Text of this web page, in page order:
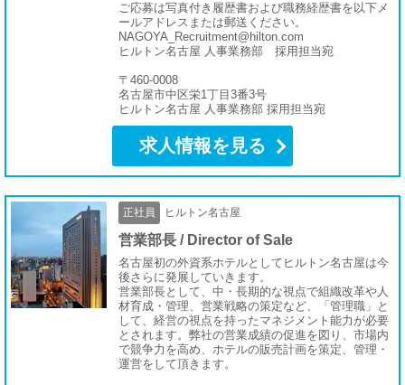
ご応募は写真付き履歴書および職務経歴書を以下メ
ールアドレスまたは郵送ください。
NAGOYA_Recruitment@hilton.com
ヒルトン名古屋 人事業務部 採用担当宛
〒460-0008
名古屋市中区栄1丁目3番3号
ヒルトン名古屋 人事業務部 採用担当宛
求人情報を見る
正社員 ヒルトン名古屋
営業部長 / Director of Sale
名古屋初の外資系ホテルとしてヒルトン名古屋は今
後さらに発展していきます。
営業部長として、中・長期的な視点で組織改革や人
材育成・管理、営業戦略の策定など、「管理職」と
して、経営の視点を持ったマネジメント能力が必要
とされます。弊社の営業成績の促進を図り、市場内
で競争力を高め、ホテルの販売計画を策定、管理・
運営をして頂きます。